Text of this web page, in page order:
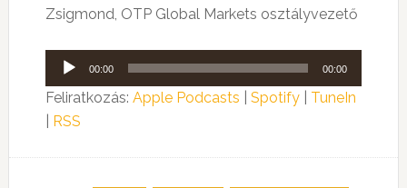
Zsigmond, OTP Global Markets osztályvezető
Audió
lejátszó
00:00 00:00
Feliratkozás: Apple Podcasts Spotify| TuneIn
RSS